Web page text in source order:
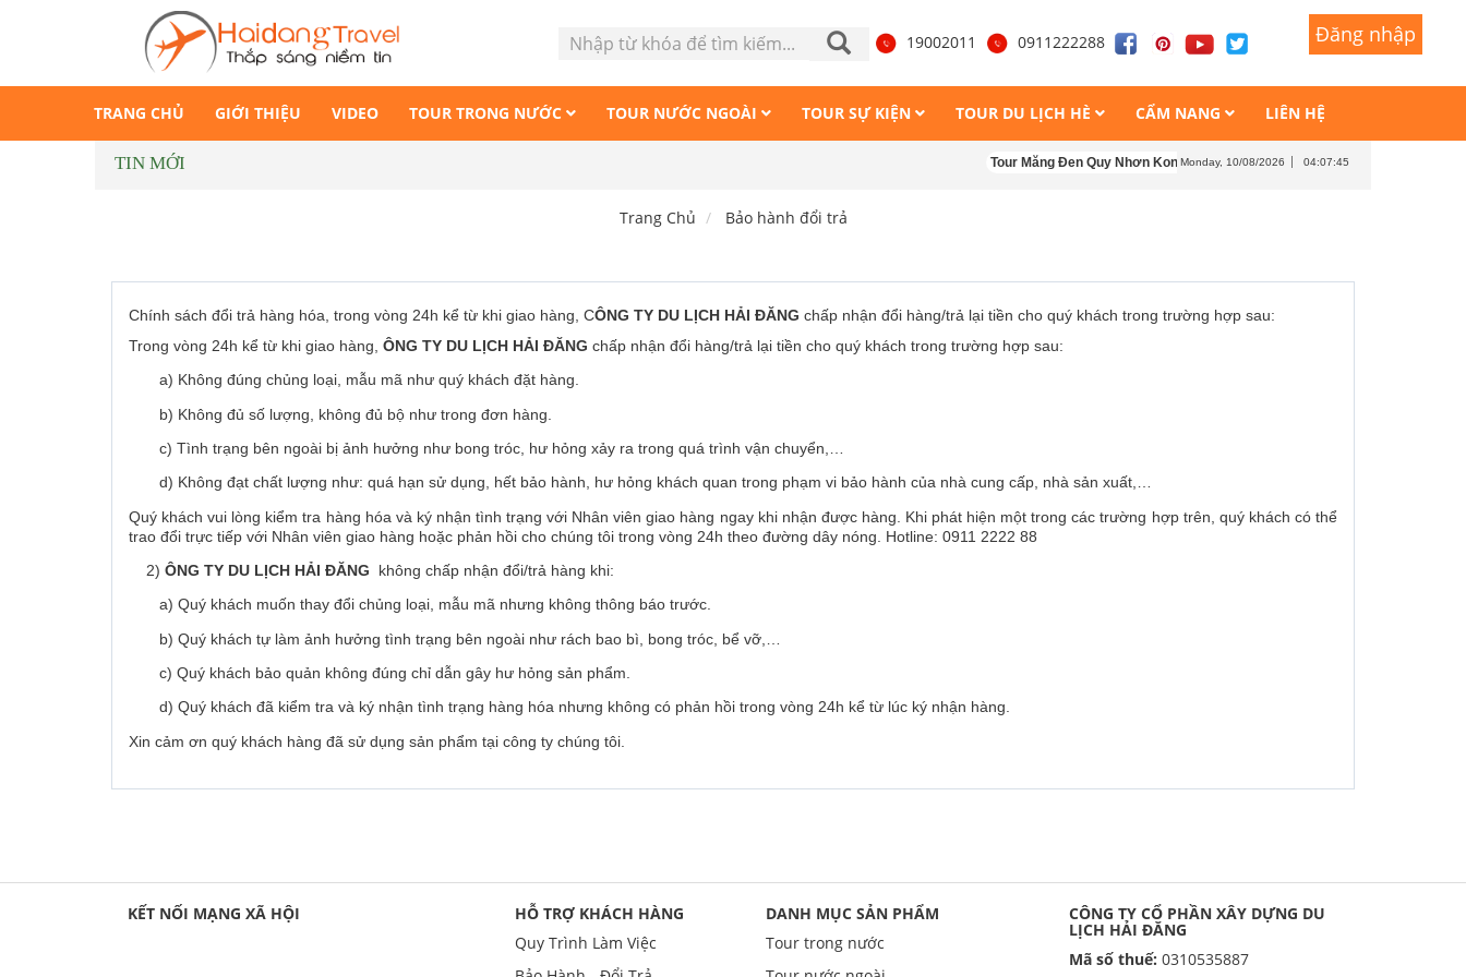
Đăng nhập
19002011 0911222288 Đăng nhập
TRANG CHỦ GIỚI THIỆU VIDEO TOUR TRONG NƯỚC TOUR NƯỚC NGOÀI TOUR SỰ KIỆN TOUR DU LỊCH HÈ CẨM NANG LIÊN HỆ
TIN MỚI Tour Măng Đen Quy Nhơn Kon Tum 4 ngày 4 đêm Tour Măng Đen - Kon
Monday, 10/08/2026 04:07:45
Trang Chủ Bảo hành đổi trả
Chính sách đổi trả hàng hóa, trong vòng 24h kể từ khi giao hàng, CÔNG TY DU LỊCH HẢI ĐĂNG chấp nhận đổi hàng/trả lại tiền cho quý khách trong trường hợp sau:
Trong vòng 24h kể từ khi giao hàng, ÔNG TY DU LỊCH HẢI ĐĂNG chấp nhận đổi hàng/trả lại tiền cho quý khách trong trường hợp sau:
a) Không đúng chủng loại, mẫu mã như quý khách đặt hàng.
b) Không đủ số lượng, không đủ bộ như trong đơn hàng.
c) Tình trạng bên ngoài bị ảnh hưởng như bong tróc, hư hỏng xảy ra trong quá trình vận chuyển,…
d) Không đạt chất lượng như: quá hạn sử dụng, hết bảo hành, hư hỏng khách quan trong phạm vi bảo hành của nhà cung cấp, nhà sản xuất,…
Quý khách vui lòng kiểm tra hàng hóa và ký nhận tình trạng với Nhân viên giao hàng ngay khi nhận được hàng. Khi phát hiện một trong các trường hợp trên, quý khách có thể
trao đổi trực tiếp với Nhân viên giao hàng hoặc phản hồi cho chúng tôi trong vòng 24h theo đường dây nóng. Hotline: 0911 2222 88
2) ÔNG TY DU LỊCH HẢI ĐĂNG không chấp nhận đổi/trả hàng khi:
a) Quý khách muốn thay đổi chủng loại, mẫu mã nhưng không thông báo trước.
b) Quý khách tự làm ảnh hưởng tình trạng bên ngoài như rách bao bì, bong tróc, bể vỡ,…
c) Quý khách bảo quản không đúng chỉ dẫn gây hư hỏng sản phẩm.
d) Quý khách đã kiểm tra và ký nhận tình trạng hàng hóa nhưng không có phản hồi trong vòng 24h kể từ lúc ký nhận hàng.
Xin cảm ơn quý khách hàng đã sử dụng sản phẩm tại công ty chúng tôi.
KẾT NỐI MẠNG XÃ HỘI
HỖ TRỢ KHÁCH HÀNG
Quy Trình Làm Việc
DANH MỤC SẢN PHẨM
Tour trong nước
CÔNG TY CỔ PHẦN XÂY DỰNG DU
LỊCH HẢI ĐĂNG
Mã số thuế: 0310535887